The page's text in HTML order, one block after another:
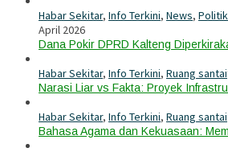
Habar Sekitar, Info Terkini, News,
April 2026
Dana Pokir DPRD Kalteng
Habar Sekitar, Info Terkini, Ruang santai
Narasi Liar vs Fakta: Proyek
Habar Sekitar, Info Terkini, Ruang santai
Bahasa Agama dan Kekuasaan: